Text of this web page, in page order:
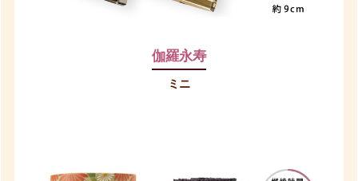
伽羅永寿
ミニ